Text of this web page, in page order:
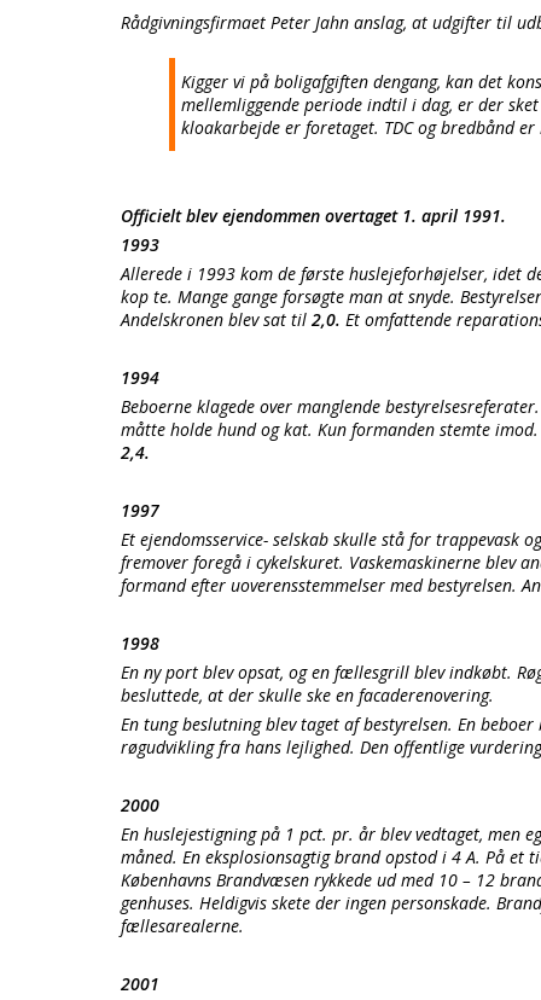
Rådgivningsfirmaet Peter Jahn anslag, at udgifter til
Kigger vi på boligafgiften dengang, kan det
mellemliggende periode indtil i dag, er der
kloakarbejde er foretaget. TDC og bredbånd
Officielt blev ejendommen overtaget 1. april 1991.
1993
Allerede i 1993 kom de første huslejeforhøjelser, idet
kop te. Mange gange forsøgte man at snyde.
Andelskronen blev sat til 2,0. Et omfattende
1994
Beboerne klagede over manglende
måtte holde hund og kat. Kun formanden stemte
2,4.
1997
Et ejendomsservice- selskab skulle stå for trappevask
fremover foregå i cykelskuret. Vaskemaskinerne blev
formand efter uoverensstemmelser med bestyrelsen.
1998
En ny port blev opsat, og en fællesgrill blev indkøbt.
besluttede, at der skulle ske en facaderenovering.
En tung beslutning blev taget af bestyrelsen. En
røgudvikling fra hans lejlighed. Den offentlige
2000
En huslejestigning på 1 pct. pr. år blev vedtaget, men
måned. En eksplosionsagtig brand opstod i 4 A. På
Københavns Brandvæsen rykkede ud med 10 – 12
genhuses. Heldigvis skete der ingen personskade.
fællesarealerne.
2001